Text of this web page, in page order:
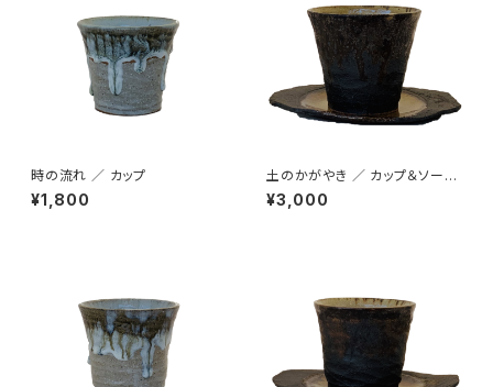
時の流れ ／ カップ
¥1,800
土のかがやき ／ カップ＆ソーサ
ー
¥3,000